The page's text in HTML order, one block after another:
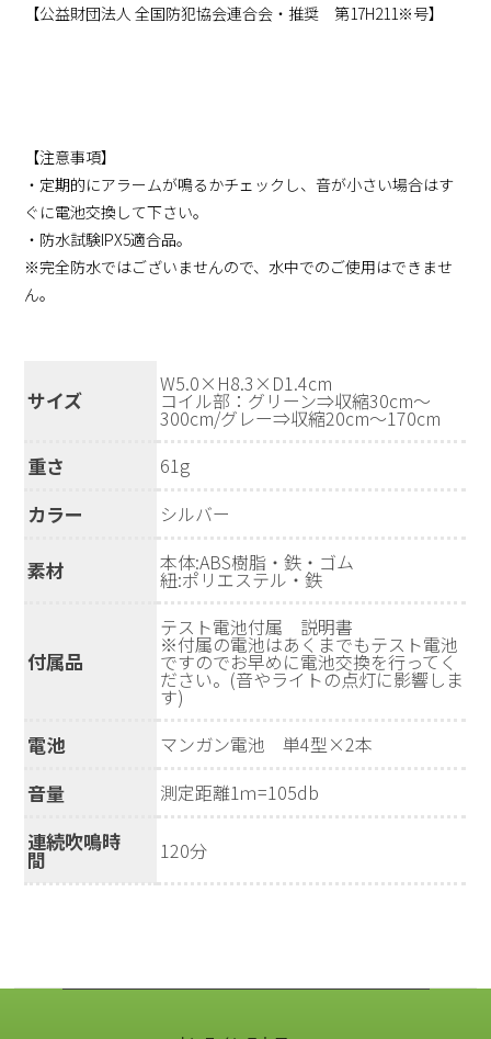
【公益財団法人 全国防犯協会連合会・推奨 第17H211※号】
【注意事項】
・定期的にアラームが鳴るかチェックし、音が小さい場合はす
ぐに電池交換して下さい。
・防水試験IPX5適合品。
※完全防水ではございませんので、水中でのご使用はできませ
ん。
サイズ
W5.0×H8.3×D1.4cm
コイル部：グリーン⇒収縮30cm〜
300cm/グレー⇒収縮20cm〜170cm
重さ 61g
カラー シルバー
素材 本体:ABS樹脂・鉄・ゴム
紐:ポリエステル・鉄
付属品
テスト電池付属 説明書
※付属の電池はあくまでもテスト電池
ですのでお早めに電池交換を行ってく
ださい。(音やライトの点灯に影響しま
す)
電池 マンガン電池 単4型×2本
音量 測定距離1ｍ=105db
連続吹鳴時
間 120分